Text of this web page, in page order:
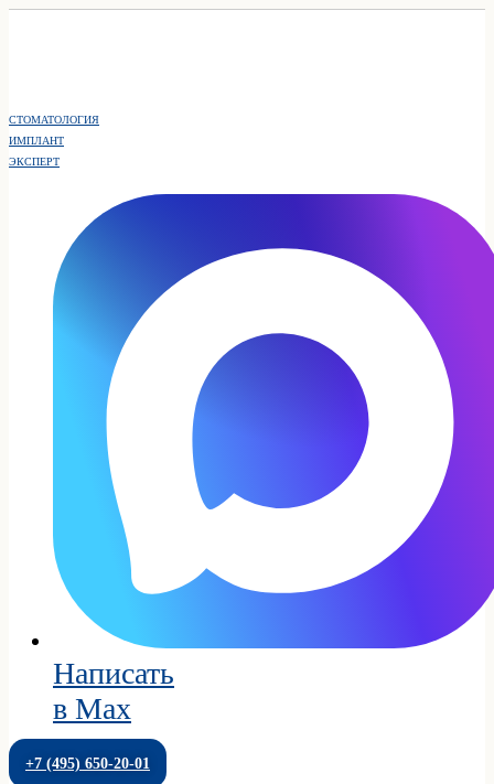
СТОМАТОЛОГИЯ
ИМПЛАНТ
ЭКСПЕРТ
Написать
в Max
+7 (495) 650-20-01